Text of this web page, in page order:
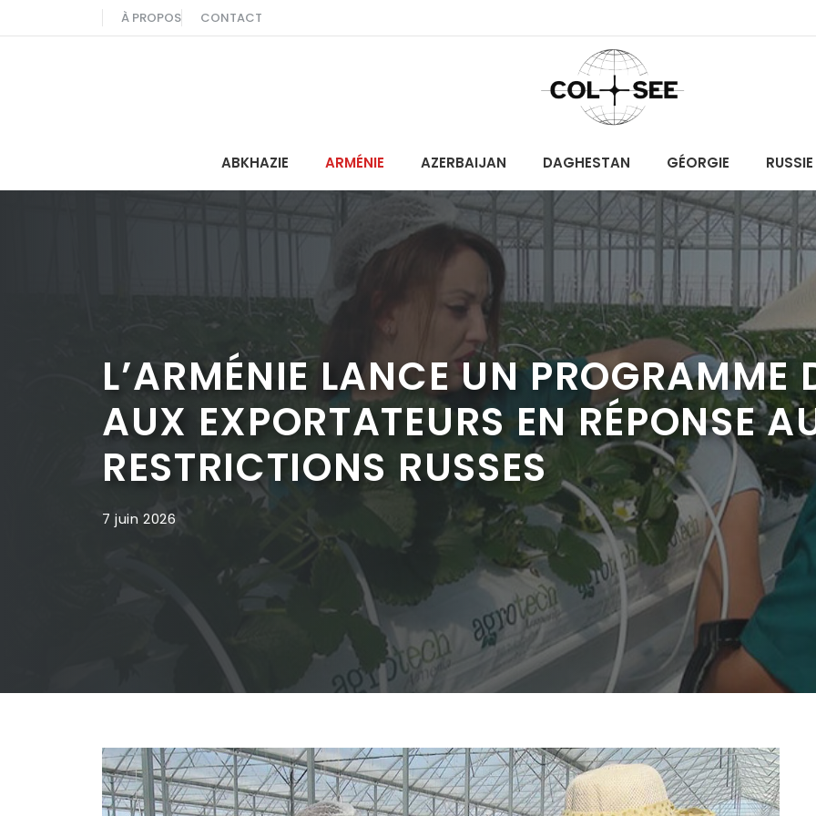
au
À PROPOS CONTACT
ABKHAZIE ARMÉNIE AZERBAIJAN DAGHESTAN GÉORGIE RUSSIE
L’ARMÉNIE LANCE UN PROGRAMME
AUX EXPORTATEURS EN RÉPONSE
RESTRICTIONS RUSSES
7 juin 2026